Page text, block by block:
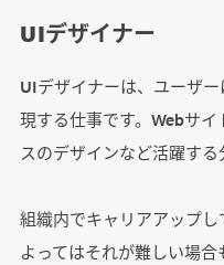
UIデザイナー
UIデザイナーは、ユーザ
現する仕事です。Webサ
スのデザインなど活躍する
組織内でキャリアアップ
よってはそれが難しい場